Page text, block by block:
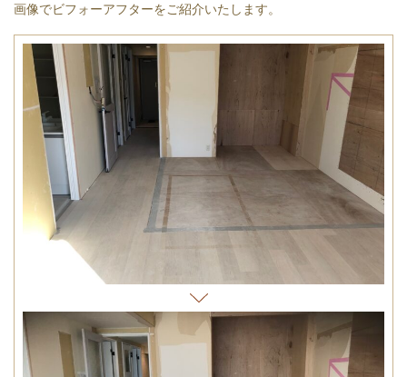
画像でビフォーアフターをご紹介いたします。